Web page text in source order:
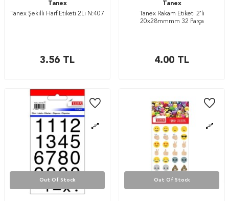
Tanex
Tanex Şekilli Harf Etiketi 2Lı N:407
3.56 TL
Tanex
Tanex Rakam Etiketi 2’li
20x28mmmm 32 Parça
4.00 TL
Out Of Stock Out Of Stock